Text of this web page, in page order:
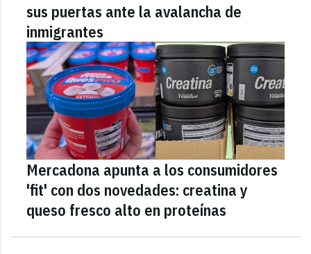
sus puertas ante la avalancha de
inmigrantes
Mercadona apunta a los consumidores
'fit' con dos novedades: creatina y
queso fresco alto en proteínas